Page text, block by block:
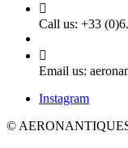

Call us: +33

Email us:
Instagram
©